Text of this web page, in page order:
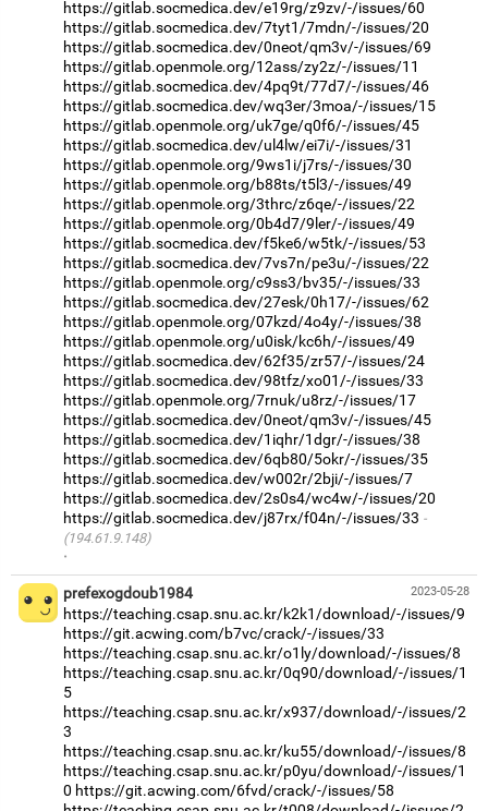
https://gitlab.socmedica.dev/e19rg/z9zv/-/issues/60
https://gitlab.socmedica.dev/7tyt1/7mdn/-/issues/20
https://gitlab.socmedica.dev/0neot/qm3v/-/issues/69
https://gitlab.openmole.org/12ass/zy2z/-/issues/11
https://gitlab.socmedica.dev/4pq9t/77d7/-/issues/46
https://gitlab.socmedica.dev/wq3er/3moa/-/issues/15
https://gitlab.openmole.org/uk7ge/q0f6/-/issues/45
https://gitlab.socmedica.dev/ul4lw/ei7i/-/issues/31
https://gitlab.openmole.org/9ws1i/j7rs/-/issues/30
https://gitlab.openmole.org/b88ts/t5l3/-/issues/49
https://gitlab.openmole.org/3thrc/z6qe/-/issues/22
https://gitlab.openmole.org/0b4d7/9ler/-/issues/49
https://gitlab.socmedica.dev/f5ke6/w5tk/-/issues/53
https://gitlab.socmedica.dev/7vs7n/pe3u/-/issues/22
https://gitlab.openmole.org/c9ss3/bv35/-/issues/33
https://gitlab.socmedica.dev/27esk/0h17/-/issues/62
https://gitlab.openmole.org/07kzd/4o4y/-/issues/38
https://gitlab.openmole.org/u0isk/kc6h/-/issues/49
https://gitlab.socmedica.dev/62f35/zr57/-/issues/24
https://gitlab.socmedica.dev/98tfz/xo01/-/issues/33
https://gitlab.openmole.org/7rnuk/u8rz/-/issues/17
https://gitlab.socmedica.dev/0neot/qm3v/-/issues/45
https://gitlab.socmedica.dev/1iqhr/1dgr/-/issues/38
https://gitlab.socmedica.dev/6qb80/5okr/-/issues/35
https://gitlab.socmedica.dev/w002r/2bji/-/issues/7
https://gitlab.socmedica.dev/2s0s4/wc4w/-/issues/20
https://gitlab.socmedica.dev/j87rx/f04n/-/issues/33
(194.61.9.148)
·
2023-05-28
prefexogdoub1984
https://teaching.csap.snu.ac.kr/k2k1/download/-/issues/9
https://git.acwing.com/b7vc/crack/-/issues/33
https://teaching.csap.snu.ac.kr/o1ly/download/-/issues/8
https://teaching.csap.snu.ac.kr/0q90/download/-/issues/1
5
https://teaching.csap.snu.ac.kr/x937/download/-/issues/2
3
https://teaching.csap.snu.ac.kr/ku55/download/-/issues/8
https://teaching.csap.snu.ac.kr/p0yu/download/-/issues/1
0 https://git.acwing.com/6fvd/crack/-/issues/58